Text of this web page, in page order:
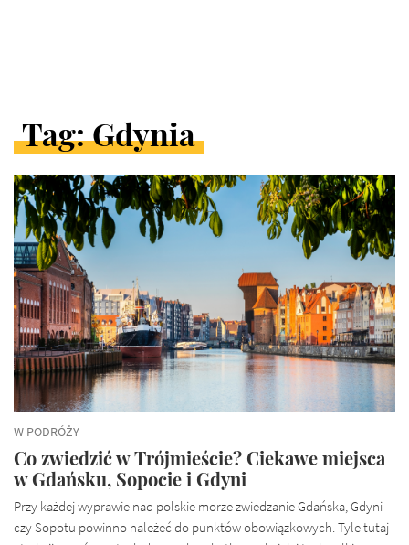
Tag: Gdynia
ARTYKUŁY
W
KATEGORII
W PODRÓŻY
Co zwiedzić w Trójmieście? Ciekawe miejsca
w Gdańsku, Sopocie i Gdyni
Przy każdej wyprawie nad polskie morze zwiedzanie Gdańska, Gdyni
czy Sopotu powinno należeć do punktów obowiązkowych. Tyle tutaj